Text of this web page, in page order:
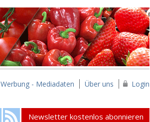
Werbung - Mediadaten Über uns Login
Newsletter kostenlos abonnieren